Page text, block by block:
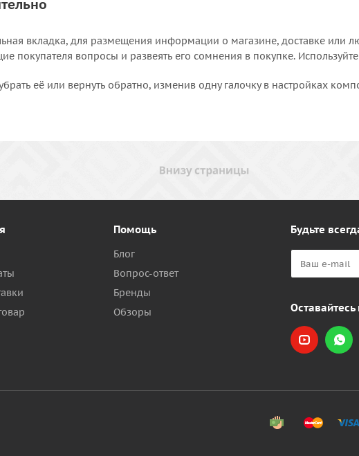
вкладка, для размещения информации о магазине, доставке или
покупателя вопросы и развеять его сомнения в покупке.
её или вернуть обратно, изменив одну галочку в настройках
Помощь
Блог
Вопрос-ответ
Бренды
Обзоры
Будьте
Оставайтесь